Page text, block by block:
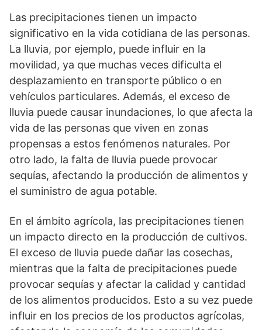
Las precipitaciones tienen un impacto
significativo en la vida cotidiana de las personas.
La lluvia, por ejemplo, puede influir en la
movilidad, ya que muchas veces dificulta el
desplazamiento en transporte público o en
vehículos particulares. Además, el exceso de
lluvia puede causar inundaciones, lo que afecta la
vida de las personas que viven en zonas
propensas a estos fenómenos naturales. Por
otro lado, la falta de lluvia puede provocar
sequías, afectando la producción de alimentos y
el suministro de agua potable.
En el ámbito agrícola, las precipitaciones tienen
un impacto directo en la producción de cultivos.
El exceso de lluvia puede dañar las cosechas,
mientras que la falta de precipitaciones puede
provocar sequías y afectar la calidad y cantidad
de los alimentos producidos. Esto a su vez puede
influir en los precios de los productos agrícolas,